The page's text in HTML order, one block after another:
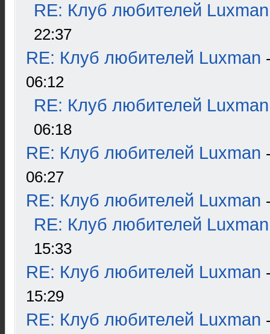
RE: Клуб любителей Luxman
22:37
RE: Клуб любителей Luxman
06:12
RE: Клуб любителей Luxman
06:18
RE: Клуб любителей Luxman
06:27
RE: Клуб любителей Luxman
RE: Клуб любителей Luxman
15:33
RE: Клуб любителей Luxman
15:29
RE: Клуб любителей Luxman